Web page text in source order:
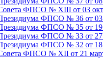
ФПСО № XIII от 03
ФПСО № 36 от 03
ФПСО № 35 от 19
ФПСО № 33 от 27
ФПСО № 32 от
ФПСО № XII от 21